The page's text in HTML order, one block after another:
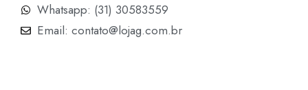
Whatsapp: (31) 30583559
Email: contato@lojag.com.br